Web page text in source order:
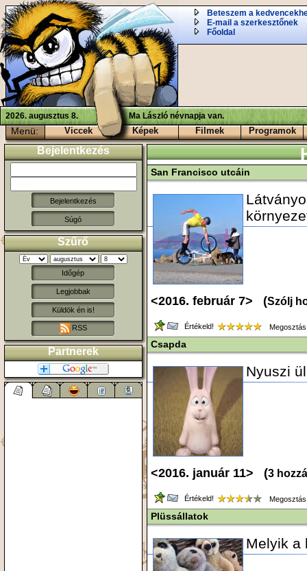
Beteszem a
E-mail a szerkesztőnek
Főoldal
2026. augusztus 8. Ma László névnapja van.
Menü: Viccek Képek Filmek Programok
Bejelentkezés
Súgó
Szűrő
Időgép
Legjobbak
Küldök én is!
RSS
Partnerek
San Francisco utcáin
<2016. február 7> (Szólj
Értékeld!
Csapda
Nyuszi
<2016. január 11> (3
Értékeld!
Plüssállatok
Melyik a